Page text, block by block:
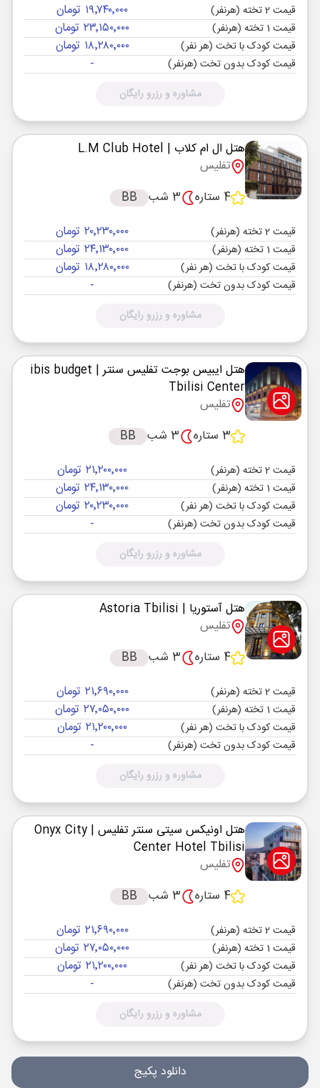
قیمت 2 تخته (هرنفر) ۱۹٬۷۴۰٬۰۰۰ تومان
قیمت 1 تخته (هرنفر) ۲۳٬۱۵۰٬۰۰۰ تومان
قیمت کودک با تخت (هر نفر) ۱۸٬۲۸۰٬۰۰۰ تومان
قیمت کودک بدون تخت (هرنفر) -
مشاوره و رزرو رایگان
هتل ال ام کلاب | L.M Club Hotel
تفلیس
4 ستاره
3 شب BB
قیمت 2 تخته (هرنفر) ۲۰٬۲۳۰٬۰۰۰ تومان
قیمت 1 تخته (هرنفر) ۲۴٬۱۳۰٬۰۰۰ تومان
قیمت کودک با تخت (هر نفر) ۱۸٬۲۸۰٬۰۰۰ تومان
قیمت کودک بدون تخت (هرنفر) -
مشاوره و رزرو رایگان
هتل ایبیس بوجت تفلیس سنتر | ibis budget
Tbilisi Center
تفلیس
3 ستاره
3 شب BB
قیمت 2 تخته (هرنفر) ۲۱٬۲۰۰٬۰۰۰ تومان
قیمت 1 تخته (هرنفر) ۲۴٬۱۳۰٬۰۰۰ تومان
قیمت کودک با تخت (هر نفر) ۲۰٬۲۳۰٬۰۰۰ تومان
قیمت کودک بدون تخت (هرنفر) -
مشاوره و رزرو رایگان
هتل آستوریا | Astoria Tbilisi
تفلیس
4 ستاره
3 شب BB
قیمت 2 تخته (هرنفر) ۲۱٬۶۹۰٬۰۰۰ تومان
قیمت 1 تخته (هرنفر) ۲۷٬۰۵۰٬۰۰۰ تومان
قیمت کودک با تخت (هر نفر) ۲۱٬۲۰۰٬۰۰۰ تومان
قیمت کودک بدون تخت (هرنفر) -
مشاوره و رزرو رایگان
هتل اونیکس سیتی سنتر تفلیس | Onyx City
Center Hotel Tbilisi
تفلیس
4 ستاره
3 شب BB
قیمت 2 تخته (هرنفر) ۲۱٬۶۹۰٬۰۰۰ تومان
قیمت 1 تخته (هرنفر) ۲۷٬۰۵۰٬۰۰۰ تومان
قیمت کودک با تخت (هر نفر) ۲۱٬۲۰۰٬۰۰۰ تومان
قیمت کودک بدون تخت (هرنفر) -
مشاوره و رزرو رایگان
دانلود پکیج